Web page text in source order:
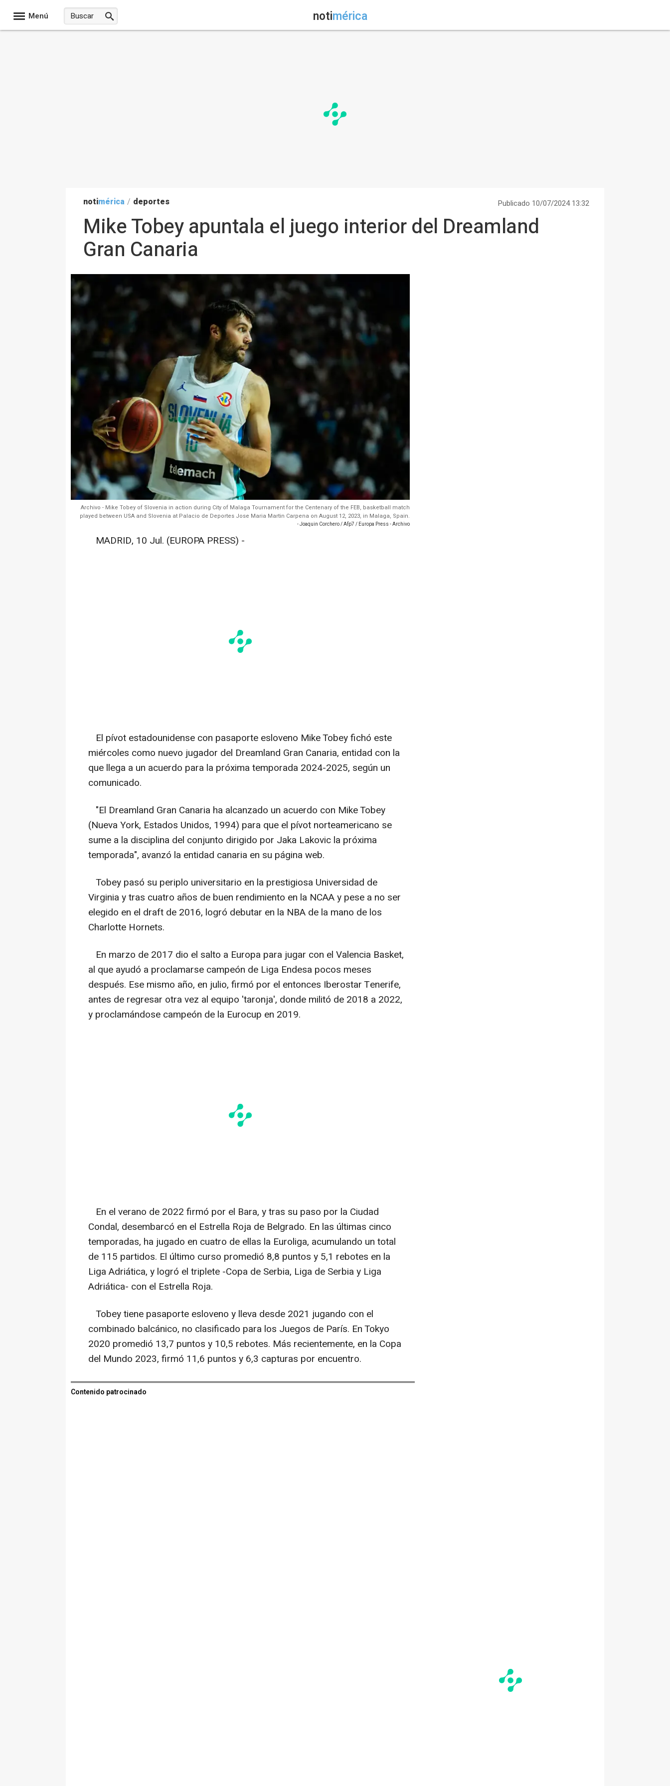
Menú notimérica
notimérica / deportes Publicado 10/07/2024 13:32
Mike Tobey apuntala el juego interior del Dreamland
Gran Canaria
Archivo - Mike Tobey of Slovenia in action during City of Malaga Tournament for the Centenary of the FEB, basketball match
played between USA and Slovenia at Palacio de Deportes Jose Maria Martin Carpena on August 12, 2023, in Malaga, Spain.
- Joaquin Corchero / Afp7 / Europa Press - Archivo
MADRID, 10 Jul. (EUROPA PRESS) -
El pívot estadounidense con pasaporte esloveno Mike Tobey fichó este
miércoles como nuevo jugador del Dreamland Gran Canaria, entidad con la
que llega a un acuerdo para la próxima temporada 2024-2025, según un
comunicado.
"El Dreamland Gran Canaria ha alcanzado un acuerdo con Mike Tobey
(Nueva York, Estados Unidos, 1994) para que el pívot norteamericano se
sume a la disciplina del conjunto dirigido por Jaka Lakovic la próxima
temporada", avanzó la entidad canaria en su página web.
Tobey pasó su periplo universitario en la prestigiosa Universidad de
Virginia y tras cuatro años de buen rendimiento en la NCAA y pese a no ser
elegido en el draft de 2016, logró debutar en la NBA de la mano de los
Charlotte Hornets.
En marzo de 2017 dio el salto a Europa para jugar con el Valencia Basket,
al que ayudó a proclamarse campeón de Liga Endesa pocos meses
después. Ese mismo año, en julio, firmó por el entonces Iberostar Tenerife,
antes de regresar otra vez al equipo 'taronja', donde militó de 2018 a 2022,
y proclamándose campeón de la Eurocup en 2019.
En el verano de 2022 firmó por el Bara, y tras su paso por la Ciudad
Condal, desembarcó en el Estrella Roja de Belgrado. En las últimas cinco
temporadas, ha jugado en cuatro de ellas la Euroliga, acumulando un total
de 115 partidos. El último curso promedió 8,8 puntos y 5,1 rebotes en la
Liga Adriática, y logró el triplete -Copa de Serbia, Liga de Serbia y Liga
Adriática- con el Estrella Roja.
Tobey tiene pasaporte esloveno y lleva desde 2021 jugando con el
combinado balcánico, no clasificado para los Juegos de París. En Tokyo
2020 promedió 13,7 puntos y 10,5 rebotes. Más recientemente, en la Copa
del Mundo 2023, firmó 11,6 puntos y 6,3 capturas por encuentro.
Contenido patrocinado